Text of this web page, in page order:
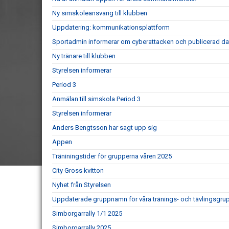
Ny simskoleansvarig till klubben
Uppdatering: kommunikationsplattform
Sportadmin informerar om cyberattacken och publicerad
Ny tränare till klubben
Styrelsen informerar
Period 3
Anmälan till simskola Period 3
Styrelsen informerar
Anders Bengtsson har sagt upp sig
Appen
Träniningstider för grupperna våren 2025
City Gross kvitton
Nyhet från Styrelsen
Uppdaterade gruppnamn för våra tränings- och
Simborgarrally 1/1 2025